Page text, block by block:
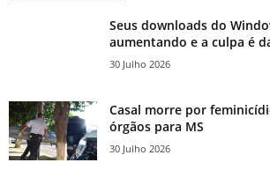
Seus downloads do
aumentando e a culpa é
30 Julho 2026
Casal morre por
órgãos para MS
30 Julho 2026